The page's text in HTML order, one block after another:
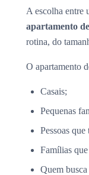
A escolha entre
apartamento
rotina, do
O apartamento
Casais;
Pequenas
Pessoas
Famílias
Quem